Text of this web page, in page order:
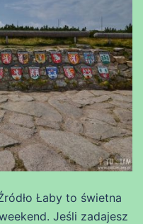
Łaby to świetna
Jeśli zadajesz